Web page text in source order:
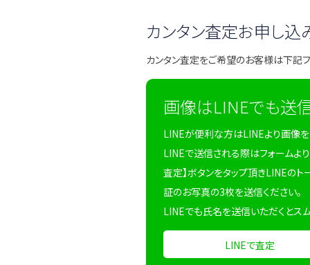
カンタン査定お申し込
カンタン査定をご希望のお客様は下記
画像はLINEでも送
LINEが便利な方はLINEより画像を
LINEで送信される際はフォームより
査定】ボタンをタップ頂きLINEの
証のお写真の3枚を送信ください。
LINEでも氏名を送信いただくとス
LINEで査定